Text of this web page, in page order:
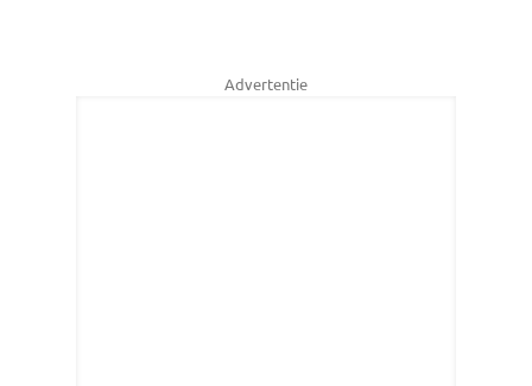
Advertentie